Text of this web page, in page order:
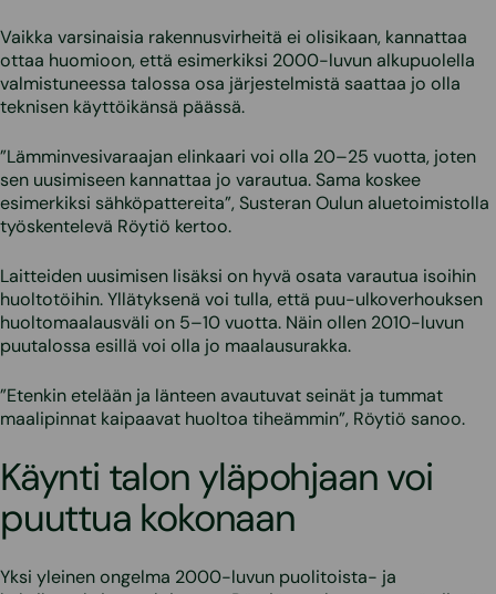
Vaikka varsinaisia rakennusvirheitä ei olisikaan, kannattaa
ottaa huomioon, että esimerkiksi 2000-luvun alkupuolella
valmistuneessa talossa osa järjestelmistä saattaa jo olla
teknisen käyttöikänsä päässä.
”Lämminvesivaraajan elinkaari voi olla 20–25 vuotta, joten
sen uusimiseen kannattaa jo varautua. Sama koskee
esimerkiksi sähköpattereita”, Susteran Oulun aluetoimistolla
työskentelevä Röytiö kertoo.
Laitteiden uusimisen lisäksi on hyvä osata varautua isoihin
huoltotöihin. Yllätyksenä voi tulla, että puu-ulkoverhouksen
huoltomaalausväli on 5–10 vuotta. Näin ollen 2010-luvun
puutalossa esillä voi olla jo maalausurakka.
”Etenkin etelään ja länteen avautuvat seinät ja tummat
maalipinnat kaipaavat huoltoa tiheämmin”, Röytiö sanoo.
Käynti talon yläpohjaan voi
puuttua kokonaan
Yksi yleinen ongelma 2000-luvun puolitoista- ja